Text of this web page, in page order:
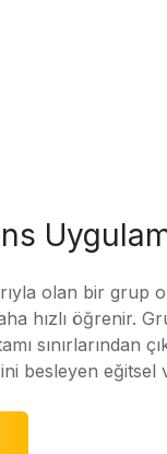
olan bir grup
hızlı öğrenir.
sınırlarından
besleyen